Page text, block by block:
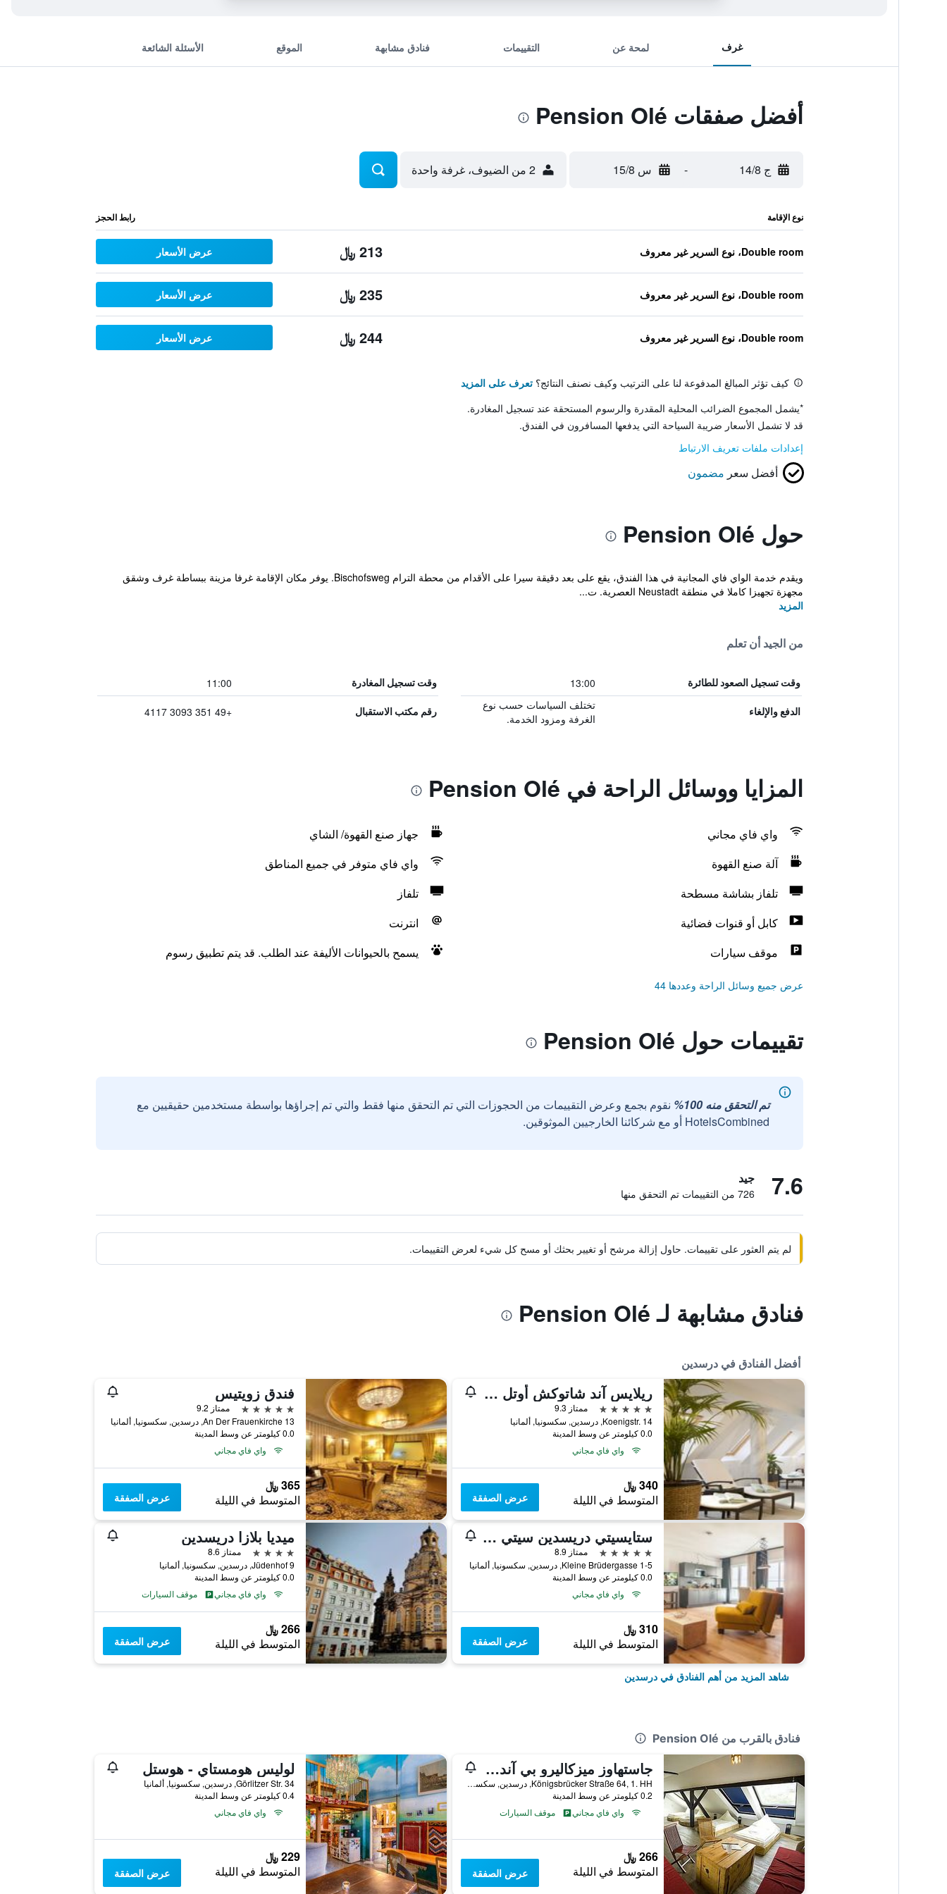
غرف لمحة عن التقييمات فنادق مشابهة الموقع الأسئلة الشائعة
أفضل صفقات Pension Olé
ج 14/8 - س 15/8 2 من الضيوف، غرفة واحدة
نوع الإقامة رابط الحجز
Double room، نوع السرير غير معروف 213 ﷼ عرض الأسعار
Double room، نوع السرير غير معروف 235 ﷼ عرض الأسعار
Double room، نوع السرير غير معروف 244 ﷼ عرض الأسعار
كيف تؤثر المبالغ المدفوعة لنا على الترتيب وكيف نصنف النتائج؟ تعرف على المزيد
*يشمل المجموع الضرائب المحلية المقدرة والرسوم المستحقة عند تسجيل المغادرة.
قد لا تشمل الأسعار ضريبة السياحة التي يدفعها المسافرون في الفندق.
إعدادات ملفات تعريف الارتباط
أفضل سعر مضمون
حول Pension Olé
ويقدم خدمة الواي فاي المجانية في هذا الفندق، يقع على بعد دقيقة سيرا على الأقدام من محطة الترام Bischofsweg. يوفر مكان الإقامة غرفا مزينة ببساطة غرف وشقق
مجهزة تجهيزا كاملا في منطقة Neustadt العصرية. ت...
المزيد
من الجيد أن تعلم
وقت تسجيل الصعود للطائرة 13:00 وقت تسجيل المغادرة 11:00
الدفع والإلغاء
تختلف السياسات حسب نوع
الغرفة ومزود الخدمة.
رقم مكتب الاستقبال +49 351 3093 4117
المزايا ووسائل الراحة في Pension Olé
واي فاي مجاني
جهاز صنع القهوة/ الشاي
آلة صنع القهوة
واي فاي متوفر في جميع المناطق
تلفاز بشاشة مسطحة
تلفاز
كابل أو قنوات فضائية
انترنت
موقف سيارات
يسمح بالحيوانات الأليفة عند الطلب. قد يتم تطبيق رسوم
عرض جميع وسائل الراحة وعددها 44
تقييمات حول Pension Olé
تم التحقق منه 100%
نقوم بجمع وعرض التقييمات من الحجوزات التي تم التحقق منها فقط والتي تم إجراؤها بواسطة مستخدمين حقيقيين مع
HotelsCombined أو مع شركائنا الخارجيين الموثوقين.
7.6 جيد
726 من التقييمات تم التحقق منها
لم يتم العثور على تقييمات. حاول إزالة مرشح أو تغيير بحثك أو مسح كل شيء لعرض التقييمات.
فنادق مشابهة لـ Pension Olé
أفضل الفنادق في درسدين
ريلايس آند شاتوكش أوتل بيلو باليه
5 نجوم
ممتاز 9.3
Koenigstr. 14, درسدين, سكسونيا, ألمانيا
0.0 كيلومتر عن وسط المدينة
واي فاي مجاني
340 ﷼
المتوسط في الليلة عرض الصفقة
فندق زويتيس
5 نجوم
ممتاز 9.2
An Der Frauenkirche 13, درسدين, سكسونيا, ألمانيا
0.0 كيلومتر عن وسط المدينة
واي فاي مجاني
365 ﷼
المتوسط في الليلة عرض الصفقة
ستايسيتي دريسدين سيتي سنتر
5 نجوم
ممتاز 8.9
Kleine Brüdergasse 1-5, درسدين, سكسونيا, ألمانيا
0.0 كيلومتر عن وسط المدينة
واي فاي مجاني
310 ﷼
المتوسط في الليلة عرض الصفقة
ٔميديا بلازا دريسدين
4 نجوم
ممتاز 8.6
Jüdenhof 9, درسدين, سكسونيا, ألمانيا
0.0 كيلومتر عن وسط المدينة
واي فاي مجاني
موقف السيارات
266 ﷼
المتوسط في الليلة عرض الصفقة
شاهد المزيد من أهم الفنادق في درسدين
فنادق بالقرب من Pension Olé
جاستهاوز ميزكاليرو بي آند بي
Königsbrücker Straße 64, 1. HH, درسدين, سكسونيا, ألمانيا
0.2 كيلومتر عن وسط المدينة
واي فاي مجاني
موقف السيارات
266 ﷼
المتوسط في الليلة عرض الصفقة
لوليس هومستاي - هوستل
Görlitzer Str. 34, درسدين, سكسونيا, ألمانيا
0.4 كيلومتر عن وسط المدينة
واي فاي مجاني
229 ﷼
المتوسط في الليلة عرض الصفقة